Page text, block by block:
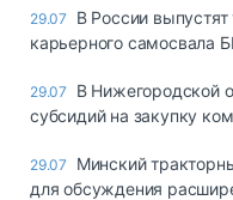
29.07
В России
карьерного самосвала
29.07
В Нижегородской
субсидий на закупку
29.07
Минский
для обсуждения